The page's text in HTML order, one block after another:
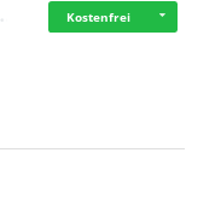
Kostenfrei